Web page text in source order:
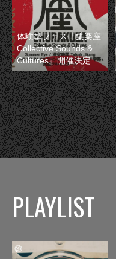
体験型フェス『集楽座
Collective Sounds &
Cultures』開催決定
PLAYLIST